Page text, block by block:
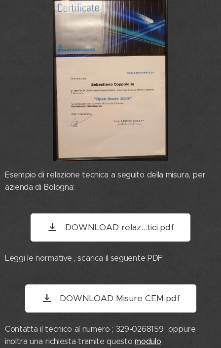
Esempio di relazione tecnica a seguito della misura, per
azienda di Bologna:
DOWNLOAD relaz...tici.pdf
Leggi le normative , scarica il seguente PDF:
DOWNLOAD Misure CEM.pdf
Contatta il tecnico al numero ; 329-0268159 oppure
inoltra una richiesta tramite questomodulo